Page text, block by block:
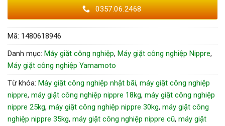
0357.06.2468
Mã: 1480618946
Danh mục: Máy giặt công nghiệp, Máy giặt công nghiệp Nippre,
Máy giặt công nghiệp Yamamoto
Từ khóa: Máy giặt công nghiệp nhật bãi, máy giặt công nghiệp
nippre, máy giặt công nghiệp nippre 18kg, máy giặt công nghiệp
nippre 25kg, máy giặt công nghiệp nippre 30kg, máy giặt công
nghiệp nippre 35kg, máy giặt công nghiệp nippre cũ, máy giặt